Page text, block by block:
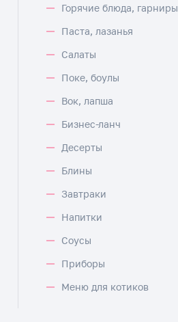
Горячие блюда, гарниры
Паста, лазанья
Салаты
Поке, боулы
Вок, лапша
Бизнес-ланч
Десерты
Блины
Завтраки
Напитки
Соусы
Приборы
Меню для котиков